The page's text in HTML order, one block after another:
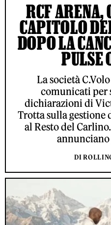
RCF ARENA,
CAPITOLO
DOPO LA
PULSE
La società
comunicati per
dichiarazioni di
Trotta sulla gestione
al Resto del
DI